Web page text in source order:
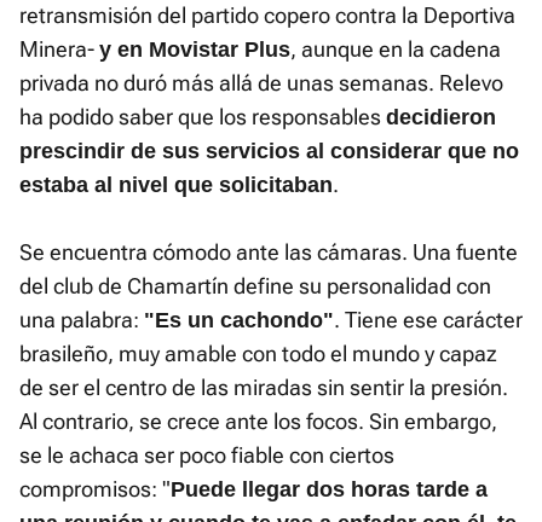
retransmisión del partido copero contra la Deportiva
Minera- y en Movistar Plus, aunque en la cadena
privada no duró más allá de unas semanas. Relevo
ha podido saber que los responsables decidieron
prescindir de sus servicios al considerar que no
estaba al nivel que solicitaban.
Se encuentra cómodo ante las cámaras. Una fuente
del club de Chamartín define su personalidad con
una palabra: "Es un cachondo". Tiene ese carácter
brasileño, muy amable con todo el mundo y capaz
de ser el centro de las miradas sin sentir la presión.
Al contrario, se crece ante los focos. Sin embargo,
se le achaca ser poco fiable con ciertos
compromisos: "Puede llegar dos horas tarde a